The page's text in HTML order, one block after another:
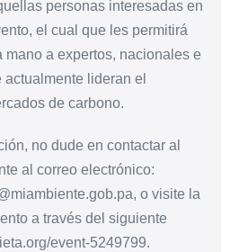
personas interesadas en
el cual que les permitirá
mano a expertos, nacionales e
lideran el
de carbono.
no dude en contactar al
al correo electrónico:
o visite la
a través del siguiente
event-5249799.